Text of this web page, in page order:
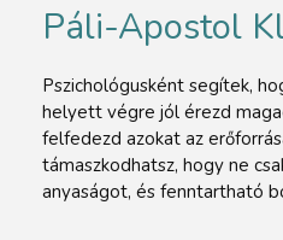
Páli-Apostol
Pszichológusként segítek,
helyett végre jól érezd
felfedezd azokat az
támaszkodhatsz, hogy ne
anyaságot, és fenntartható